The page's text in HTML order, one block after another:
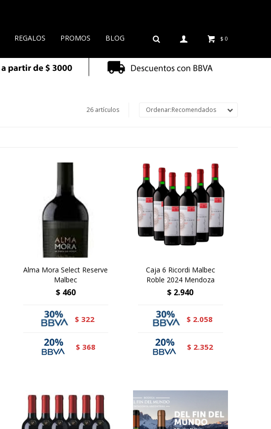
REGALOS PROMOS BLOG $ 0
26 artículos Recomendados
Alma Mora Select Reserve
Malbec
$ 460
$ 322
$ 368
Caja 6 Ricordi Malbec
Roble 2024 Mendoza
$ 2.940
$ 2.058
$ 2.352